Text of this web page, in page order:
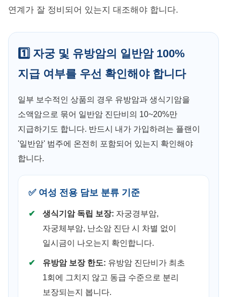
연계가 잘 정비되어 있는지 대조해야 합니다.
1️⃣ 자궁 및 유방암의 일반암 100%
지급 여부를 우선 확인해야 합니다
일부 보수적인 상품의 경우 유방암과 생식기암을
소액암으로 묶어 일반암 진단비의 10~20%만
지급하기도 합니다. 반드시 내가 가입하려는 플랜이
'일반암' 범주에 온전히 포함되어 있는지 확인해야
합니다.
✅ 여성 전용 담보 분류 기준
생식기암 독립 보장: 자궁경부암,
자궁체부암, 난소암 진단 시 차별 없이
일시금이 나오는지 확인합니다.
유방암 보장 한도: 유방암 진단비가 최초
1회에 그치지 않고 동급 수준으로 분리
보장되는지 봅니다.